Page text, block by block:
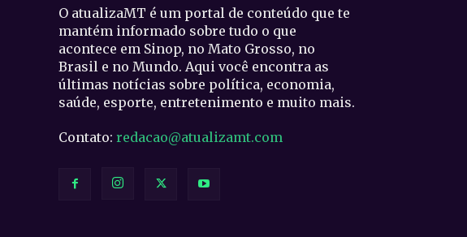
O atualizaMT é um portal de conteúdo que te
mantém informado sobre tudo o que
acontece em Sinop, no Mato Grosso, no
Brasil e no Mundo. Aqui você encontra as
últimas notícias sobre política, economia,
saúde, esporte, entretenimento e muito mais.
Contato: redacao@atualizamt.com